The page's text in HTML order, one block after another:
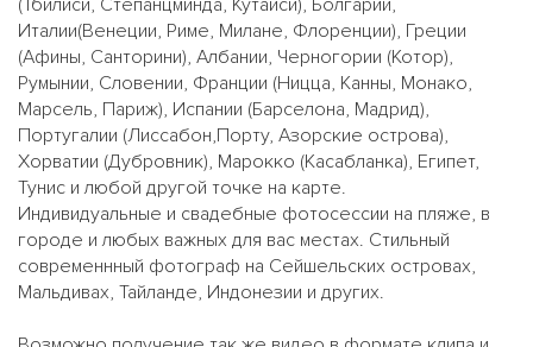
(Тбилиси, Степанцминда, Кутаиси), Болгарии,
Италии(Венеции, Риме, Милане, Флоренции), Греции
(Афины, Санторини), Албании, Черногории (Котор),
Румынии, Словении, Франции (Ницца, Канны, Монако,
Марсель, Париж), Испании (Барселона, Мадрид),
Португалии (Лиссабон,Порту, Азорские острова),
Хорватии (Дубровник), Марокко (Касабланка), Египет,
Тунис и любой другой точке на карте.
Индивидуальные и свадебные фотосессии на пляже, в
городе и любых важных для вас местах. Стильный
современнный фотограф на Сейшельских островах,
Мальдивах, Тайланде, Индонезии и других.